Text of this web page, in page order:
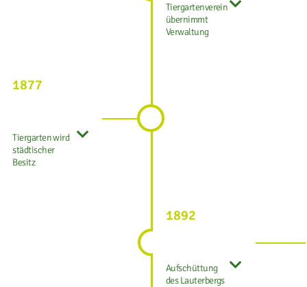
Tiergartenverein
übernimmt
Verwaltung
1877
Tiergarten wird
städtischer
Besitz
1892
Aufschüttung
des Lauterbergs